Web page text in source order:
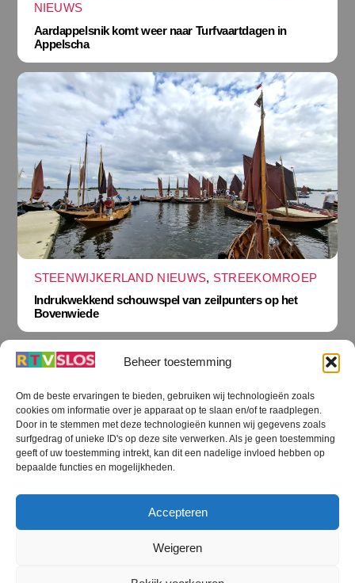
Beheer toestemming
Om de beste ervaringen te bieden, gebruiken wij technologieën zoals
cookies om informatie over je apparaat op te slaan en/of te raadplegen.
Door in te stemmen met deze technologieën kunnen wij gegevens zoals
surfgedrag of unieke ID's op deze site verwerken. Als je geen toestemming
geeft of uw toestemming intrekt, kan dit een nadelige invloed hebben op
bepaalde functies en mogelijkheden.
Accepteren
Weigeren
NIEUWS
Aardappelsnik komt weer naar Turfvaartdagen in
Appelscha
STEENWIJKERLAND NIEUWS, STREEKOMROEP
Indrukwekkend schouwspel van zeilpunters op het
Bovenwiede
Terug
naar
boven
RTV SLOS
RTV SLOS ANBI